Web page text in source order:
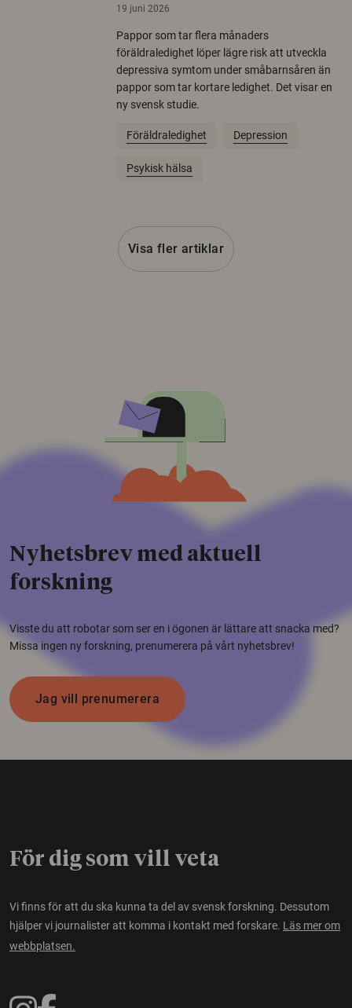
19 juni 2026
Pappor som tar flera månaders
föräldraledighet löper lägre risk att utveckla
depressiva symtom under småbarnsåren än
pappor som tar kortare ledighet. Det visar en
ny svensk studie.
Föräldraledighet Depression
Psykisk hälsa
Visa fler artiklar
Nyhetsbrev med aktuell
forskning
Visste du att robotar som ser en i ögonen är lättare att snacka med?
Missa ingen ny forskning, prenumerera på vårt nyhetsbrev!
Jag vill prenumerera
För dig som vill veta
Vi finns för att du ska kunna ta del av svensk forskning. Dessutom
hjälper vi journalister att komma i kontakt med forskare. Läs mer om
webbplatsen.